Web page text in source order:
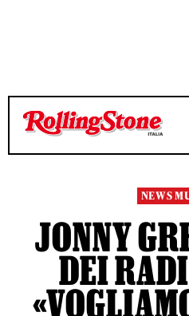
TEMPO DI LETTURA 3 MINUTI
TEMPO DI LETTURA 3 MINUTI
NEWS
JONNY
DEI